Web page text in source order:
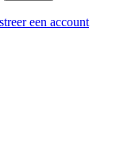
een account